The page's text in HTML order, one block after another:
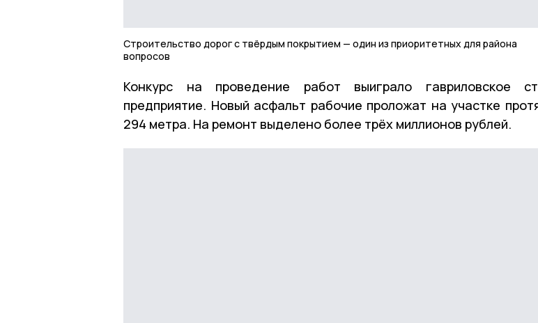
Строительство дорог с твёрдым покрытием — один из приоритетных для района
вопросов
Конкурс на проведение работ выиграло гавриловское
предприятие. Новый асфальт рабочие проложат на участке
294 метра. На ремонт выделено более трёх миллионов рублей.